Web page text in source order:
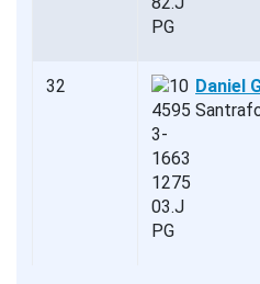
32
Daniel